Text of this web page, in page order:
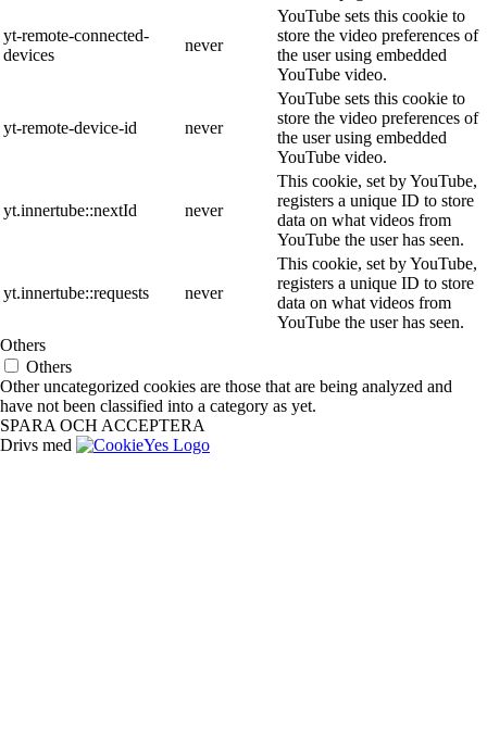
yt-remote-connected-
devices
never
YouTube sets this cookie to
store the video preferences of
the user using embedded
YouTube video.
yt-remote-device-id never
YouTube sets this cookie to
store the video preferences of
the user using embedded
YouTube video.
yt.innertube::nextId never
This cookie, set by YouTube,
registers a unique ID to store
data on what videos from
YouTube the user has seen.
yt.innertube::requests never
This cookie, set by YouTube,
registers a unique ID to store
data on what videos from
YouTube the user has seen.
Others
Others
Other uncategorized cookies are those that are being analyzed and
have not been classified into a category as yet.
SPARA OCH ACCEPTERA
Drivs med